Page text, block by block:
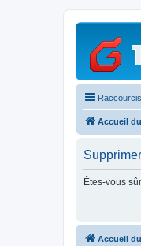
Raccourcis
Accueil
Êtes-vous
Accueil